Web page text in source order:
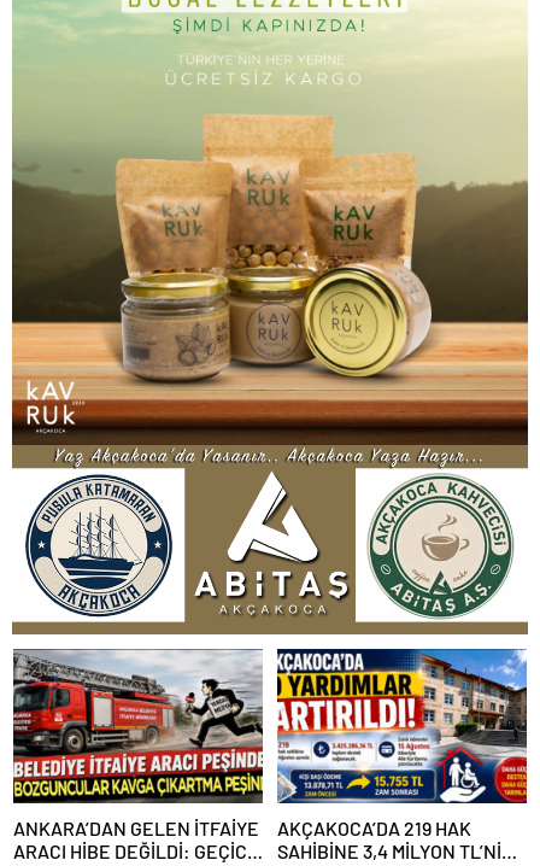
ANKARA’DAN GELEN İTFAİYE
ARACI HİBE DEĞİLDİ: GEÇİCİ
AKÇAKOCA’DA 219 HAK
SAHİBİNE 3,4 MİLYON TL’NİN